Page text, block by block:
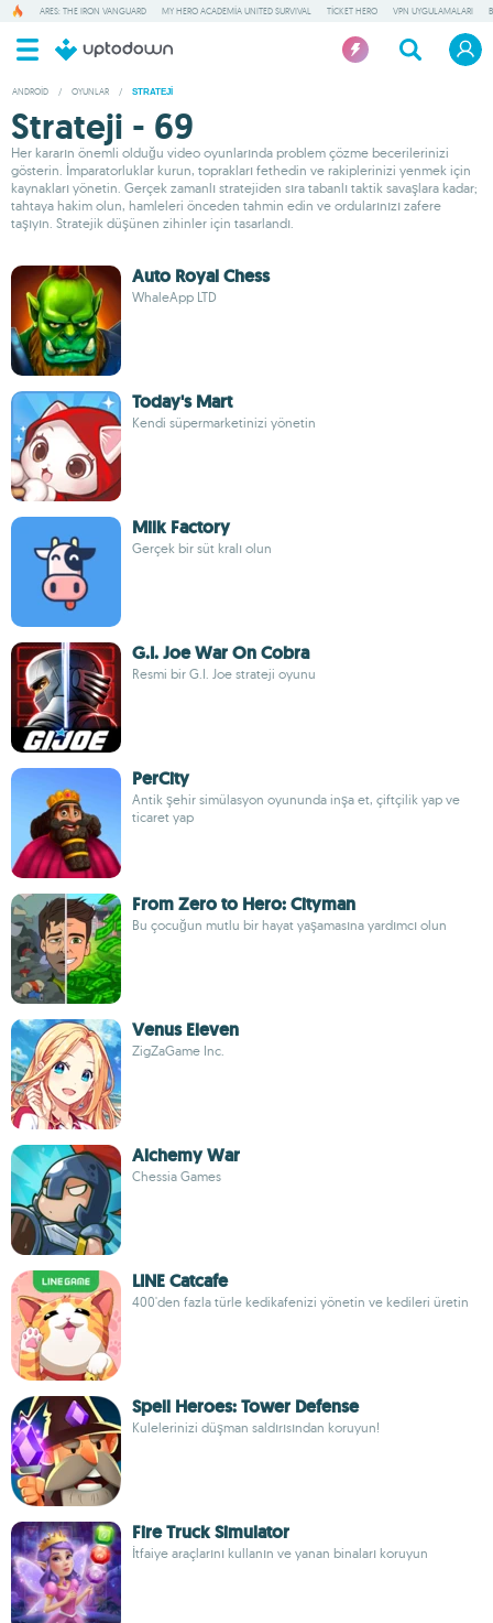
ARES: THE IRON VANGUARD MY HERO ACADEMIA UNITED SURVIVAL TICKET HERO VPN UYGULAMALARI
ANDROID / OYUNLAR / STRATEJI
Strateji - 69
Her kararın önemli olduğu video oyunlarında problem çözme becerilerinizi
gösterin. İmparatorluklar kurun, toprakları fethedin ve rakiplerinizi yenmek için
kaynakları yönetin. Gerçek zamanlı stratejiden sıra tabanlı taktik savaşlara kadar;
tahtaya hakim olun, hamleleri önceden tahmin edin ve ordularınızı zafere
taşıyın. Stratejik düşünen zihinler için tasarlandı.
Auto Royal Chess
WhaleApp LTD
Today's Mart
Kendi süpermarketinizi yönetin
Milk Factory
Gerçek bir süt kralı olun
G.I. Joe War On Cobra
Resmi bir G.I. Joe strateji oyunu
PerCity
Antik şehir simülasyon oyununda inşa et, çiftçilik yap ve
ticaret yap
From Zero to Hero: Cityman
Bu çocuğun mutlu bir hayat yaşamasına yardımcı olun
Venus Eleven
ZigZaGame Inc.
Alchemy War
Chessia Games
LINE Catcafe
400'den fazla türle kedikafenizi yönetin ve kedileri üretin
Spell Heroes: Tower Defense
Kulelerinizi düşman saldırısından koruyun!
Fire Truck Simulator
İtfaiye araçlarını kullanın ve yanan binaları koruyun